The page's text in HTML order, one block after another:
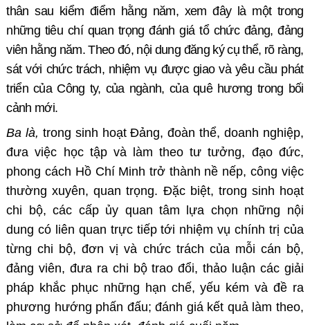
thân sau kiểm điểm hằng năm, xem đây là một trong
những tiêu chí quan trọng đánh giá tổ chức đảng, đảng
viên hằng năm. Theo đó, nội dung đăng ký cụ thể, rõ ràng,
sát với chức trách, nhiệm vụ được giao và yêu cầu phát
triển của Công ty, của ngành, của quê hương trong bối
cảnh mới.
Ba là, trong sinh hoạt Đảng, đoàn thể, doanh nghiệp,
đưa việc học tập và làm theo tư tưởng, đạo đức,
phong cách Hồ Chí Minh trở thành nề nếp, công việc
thường xuyên, quan trọng. Đặc biệt, trong sinh hoạt
chi bộ, các cấp ủy quan tâm lựa chọn những nội
dung có liên quan trực tiếp tới nhiệm vụ chính trị của
từng chi bộ, đơn vị và chức trách của mỗi cán bộ,
đảng viên, đưa ra chi bộ trao đổi, thảo luận các giải
pháp khắc phục những hạn chế, yếu kém và đề ra
phương hướng phấn đấu; đánh giá kết quả làm theo,